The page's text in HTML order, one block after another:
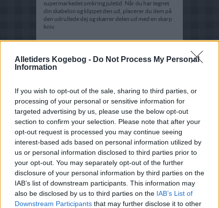
Alletiders Kogebog - Do Not Process My Personal
Information
If you wish to opt-out of the sale, sharing to third parties, or
processing of your personal or sensitive information for
targeted advertising by us, please use the below opt-out
section to confirm your selection. Please note that after your
opt-out request is processed you may continue seeing
interest-based ads based on personal information utilized by
us or personal information disclosed to third parties prior to
your opt-out. You may separately opt-out of the further
disclosure of your personal information by third parties on the
IAB’s list of downstream participants. This information may
also be disclosed by us to third parties on the IAB’s List of
Downstream Participants that may further disclose it to other
supermarkedet omkring juletid. Når du har tegnet
din skabelon og klippet den ud, placerer du dem på
den udrullede dej og skærer delen ud med en skarp
kniv.
Dekorer dit peberkagehus med glasur,
og ikke løber, ellers vil det ødelægge udseendet på
dit fine kagehus.
Har du styr på alle småkagerne til jul? Ellers finder
du et bredt udvalg afopskrifter på julesmåkagerher
FAQ
Hvordan bager man
peberkagehus?
Først laver du en dej - her kan du snildt anvende
samme opskrift som til almindelige peberkager.
Bagefter lægger du en skabelon på den udrullede